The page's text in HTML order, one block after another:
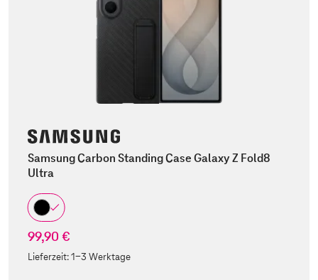
Samsung Carbon Standing Case Galaxy Z Fold8
Ultra
99,90 €
Lieferzeit:1-3 Werktage